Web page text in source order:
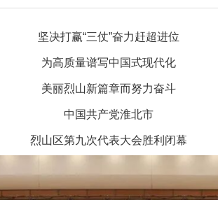
坚决打赢“三仗”奋力赶超进位
为高质量谱写中国式现代化
美丽烈山新篇章而努力奋斗
中国共产党淮北市
烈山区第九次代表大会胜利闭幕